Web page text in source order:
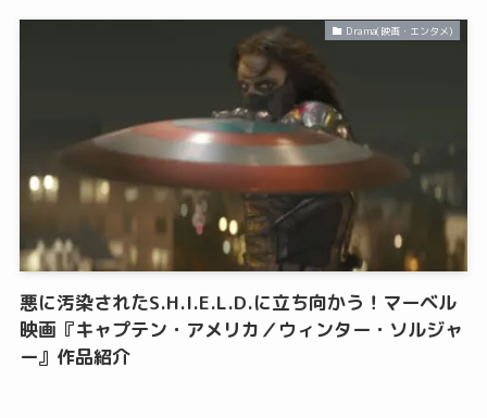
Drama(映画・エンタメ)
悪に汚染されたS.H.I.E.L.D.に立ち向かう！マーベル
映画『キャプテン・アメリカ／ウィンター・ソルジャ
ー』作品紹介